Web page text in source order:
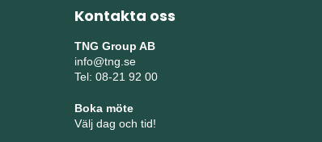
Kontakta oss
TNG Group AB
info@tng.se
Tel: 08-21 92 00
Boka möte
Välj dag och tid!